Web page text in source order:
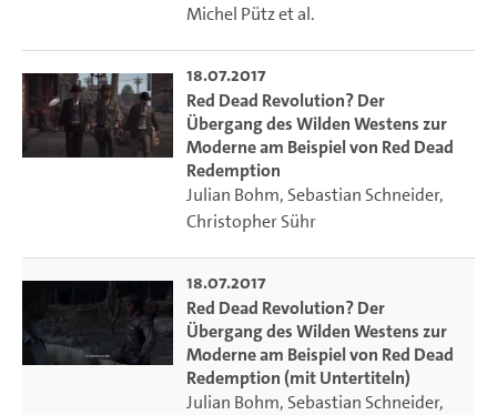
Michel Pützet al.
18.07.2017
Red Dead Revolution? Der
Übergang des Wilden Westens zur
Moderne am Beispiel von Red Dead
Redemption
Julian Bohm, Sebastian Schneider,
Christopher Sühr
18.07.2017
Red Dead Revolution? Der
Übergang des Wilden Westens zur
Moderne am Beispiel von Red Dead
Redemption (mit Untertiteln)
Julian Bohm, Sebastian Schneider,